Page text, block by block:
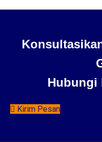
Hubungi
Kirim Pesan